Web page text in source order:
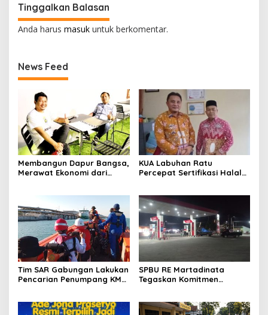
Tinggalkan Balasan
Anda harus masuk untuk berkomentar.
News Feed
Membangun Dapur Bangsa,
Merawat Ekonomi dari
KUA Labuhan Ratu
Percepat Sertifikasi Halal
Tim SAR Gabungan Lakukan
Pencarian Penumpang KMP
Panjurit
SPBU RE Martadinata
Tegaskan Komitmen